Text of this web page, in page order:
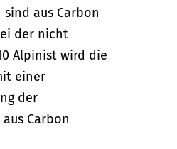
aus Carbon
der nicht
Alpinist wird die
einer
der
Carbon